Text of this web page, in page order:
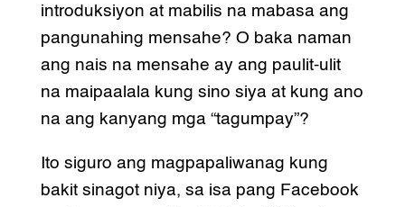
introduksiyon at mabilis na mabasa ang
pangunahing mensahe? O baka naman
ang nais na mensahe ay ang paulit-ulit
na maipaalala kung sino siya at kung ano
na ang kanyang mga “tagumpay”?
Ito siguro ang magpapaliwanag kung
bakit sinagot niya, sa isa pang Facebook